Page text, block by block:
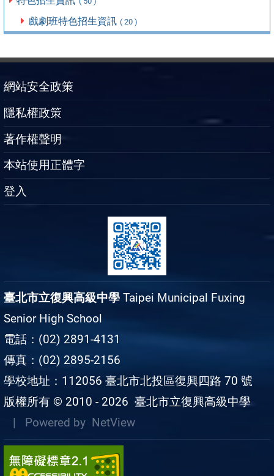
戲劇班特色招生資訊 ( 20 )
網站安全政策
隱私權政策
著作權聲明
本站使用正體字
登入
臺北市立復興高級中學 Taipei Municipal Fuxing
Senior High School
電話：(02) 2891-4131
傳真：(02) 2895-2156
學校地址：112056 臺北市北投區復興四路 70 號
版權所有 © 2010 - 2026 臺北市立復興高級中學
| Powered by NetView